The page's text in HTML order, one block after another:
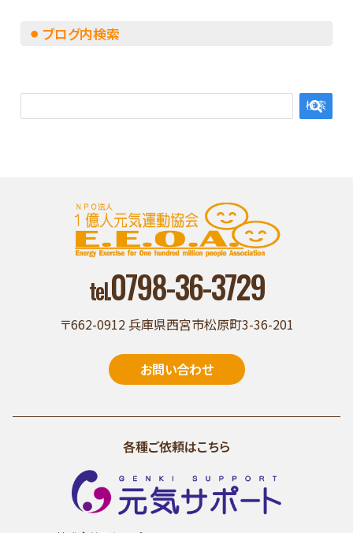
ブログ内検索
tel.0798-36-3729
〒662-0912 兵庫県西宮市松原町3-36-201
お問い合わせ
各種ご依頼はこちら